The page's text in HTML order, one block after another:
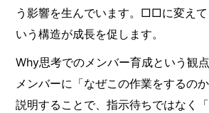
う影響を生んでいます。□□に変えて
いう構造が成長を促します。
Why思考でのメンバー育成という観
メンバーに「なぜこの作業をするの
説明することで、指示待ちではなく